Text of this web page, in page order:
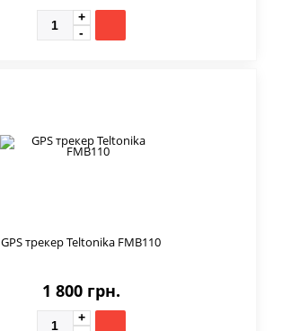
GPS трекер Teltonika FMB110
1 800 грн.